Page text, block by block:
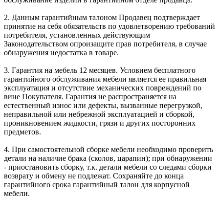
2. Данным гарантийным талоном Продавец подтверждает
принятие на себя обязательств по удовлетворению требований
потребителя, установленных действующим
Законодательством опроизащите прав потребителя, в случае
обнаружения недостатка в товаре.
3. Гарантия на мебель 12 месяцев. Условием бесплатного
гарантийного обслуживания мебели является ее правильная
эксплуатация и отсутствие механических повреждений по
вине Покупателя. Гарантия не распространяется на
естественный износ или дефекты, вызванные перегрузкой,
неправильной или небрежной эксплуатацией и сборкой,
проникновением жидкости, грязи и других посторонних
предметов.
4. При самостоятельной сборке мебели необходимо проверить
детали на наличие брака (сколов, царапин); при обнаружении
- приостановить сборку, т.к. детали мебели со следами сборки
возврату и обмену не подлежат. Сохраняйте до конца
гарантийного срока гарантийный талон для корпусной
мебели.